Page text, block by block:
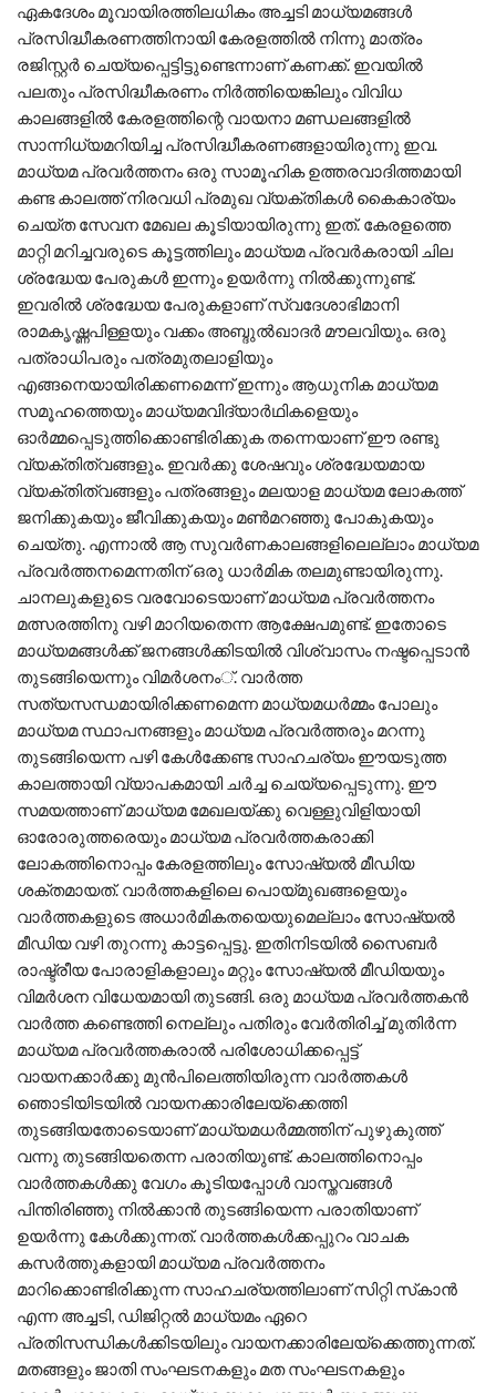
ഏകദേശം മൂവായിരത്തിലധികം അച്ചടി മാധ്യമങ്ങള്‍
പ്രസിദ്ധീകരണത്തിനായി കേരളത്തില്‍ നിന്നു മാത്രം
രജിസ്റ്റര്‍ ചെയ്യപ്പെട്ടിട്ടുണ്ടെന്നാണ് കണക്ക്. ഇവയില്‍
പലതും പ്രസിദ്ധീകരണം നിര്‍ത്തിയെങ്കിലും വിവിധ
കാലങ്ങളില്‍ കേരളത്തിന്റെ വായനാ മണ്ഡലങ്ങളില്‍
സാന്നിധ്യമറിയിച്ച പ്രസിദ്ധീകരണങ്ങളായിരുന്നു ഇവ.
മാധ്യമ പ്രവര്‍ത്തനം ഒരു സാമൂഹിക ഉത്തരവാദിത്തമായി
കണ്ട കാലത്ത് നിരവധി പ്രമുഖ വ്യക്തികള്‍ കൈകാര്യം
ചെയ്ത സേവന മേഖല കൂടിയായിരുന്നു ഇത്. കേരളത്തെ
മാറ്റി മറിച്ചവരുടെ കൂട്ടത്തിലും മാധ്യമ പ്രവര്‍കരായി ചില
ശ്രദ്ധേയ പേരുകള്‍ ഇന്നും ഉയര്‍ന്നു നില്‍ക്കുന്നുണ്ട്.
ഇവരില്‍ ശ്രദ്ധേയ പേരുകളാണ് സ്വദേശാഭിമാനി
രാമകൃഷ്ണപിള്ളയും വക്കം അബ്ദുല്‍ഖാദര്‍ മൗലവിയും. ഒരു
പത്രാധിപരും പത്രമുതലാളിയും
എങ്ങനെയായിരിക്കണമെന്ന് ഇന്നും ആധുനിക മാധ്യമ
സമൂഹത്തെയും മാധ്യമവിദ്യാര്‍ഥികളെയും
ഓര്‍മ്മപ്പെടുത്തിക്കൊണ്ടിരിക്കുക തന്നെയാണ് ഈ രണ്ടു
വ്യക്തിത്വങ്ങളും. ഇവര്‍ക്കു ശേഷവും ശ്രദ്ധേയമായ
വ്യക്തിത്വങ്ങളും പത്രങ്ങളും മലയാള മാധ്യമ ലോകത്ത്
ജനിക്കുകയും ജീവിക്കുകയും മണ്‍മറഞ്ഞു പോകുകയും
ചെയ്തു. എന്നാല്‍ ആ സുവര്‍ണകാലങ്ങളിലെല്ലാം മാധ്യമ
പ്രവര്‍ത്തനമെന്നതിന് ഒരു ധാര്‍മിക തലമുണ്ടായിരുന്നു.
ചാനലുകളുടെ വരവോടെയാണ് മാധ്യമ പ്രവര്‍ത്തനം
മത്സരത്തിനു വഴി മാറിയതെന്ന ആക്ഷേപമുണ്ട്. ഇതോടെ
മാധ്യമങ്ങള്‍ക്ക് ജനങ്ങള്‍ക്കിടയില്‍ വിശ്വാസം നഷ്ടപ്പെടാന്‍
തുടങ്ങിയെന്നും വിമര്‍ശനം്. വാര്‍ത്ത
സത്യസന്ധമായിരിക്കണമെന്ന മാധ്യമധര്‍മ്മം പോലും
മാധ്യമ സ്ഥാപനങ്ങളും മാധ്യമ പ്രവര്‍ത്തരും മറന്നു
തുടങ്ങിയെന്ന പഴി കേള്‍ക്കേണ്ട സാഹചര്യം ഈയടുത്ത
കാലത്തായി വ്യാപകമായി ചര്‍ച്ച ചെയ്യപ്പെടുന്നു. ഈ
സമയത്താണ് മാധ്യമ മേഖലയ്ക്കു വെള്ളുവിളിയായി
ഓരോരുത്തരെയും മാധ്യമ പ്രവര്‍ത്തകരാക്കി
ലോകത്തിനൊപ്പം കേരളത്തിലും സോഷ്യല്‍ മീഡിയ
ശക്തമായത്. വാര്‍ത്തകളിലെ പൊയ്മുഖങ്ങളെയും
വാര്‍ത്തകളുടെ അധാര്‍മികതയെയുമെല്ലാം സോഷ്യല്‍
മീഡിയ വഴി തുറന്നു കാട്ടപ്പെട്ടു. ഇതിനിടയില്‍ സൈബര്‍
രാഷ്ട്രീയ പോരാളികളാലും മറ്റും സോഷ്യല്‍ മീഡിയയും
വിമര്‍ശന വിധേയമായി തുടങ്ങി. ഒരു മാധ്യമ പ്രവര്‍ത്തകന്‍
വാര്‍ത്ത കണ്ടെത്തി നെല്ലും പതിരും വേര്‍തിരിച്ച് മുതിര്‍ന്ന
മാധ്യമ പ്രവര്‍ത്തകരാല്‍ പരിശോധിക്കപ്പെട്ട്
വായനക്കാര്‍ക്കു മുന്‍പിലെത്തിയിരുന്ന വാര്‍ത്തകള്‍
ഞൊടിയിടയില്‍ വായനക്കാരിലേയ്‌ക്കെത്തി
തുടങ്ങിയതോടെയാണ് മാധ്യമധര്‍മ്മത്തിന് പുഴുകുത്ത്
വന്നു തുടങ്ങിയതെന്ന പരാതിയുണ്ട്. കാലത്തിനൊപ്പം
വാര്‍ത്തകള്‍ക്കു വേഗം കൂടിയപ്പോള്‍ വാസ്തവങ്ങള്‍
പിന്തിരിഞ്ഞു നില്‍ക്കാന്‍ തുടങ്ങിയെന്ന പരാതിയാണ്
ഉയര്‍ന്നു കേള്‍ക്കുന്നത്. വാര്‍ത്തകള്‍ക്കപ്പുറം വാചക
കസര്‍ത്തുകളായി മാധ്യമ പ്രവര്‍ത്തനം
മാറിക്കൊണ്ടിരിക്കുന്ന സാഹചര്യത്തിലാണ് സിറ്റി സ്‌കാന്‍
എന്ന അച്ചടി, ഡിജിറ്റല്‍ മാധ്യമം ഏറെ
പ്രതിസന്ധികള്‍ക്കിടയിലും വായനക്കാരിലേയ്‌ക്കെത്തുന്നത്.
മതങ്ങളും ജാതി സംഘടനകളും മത സംഘടനകളും